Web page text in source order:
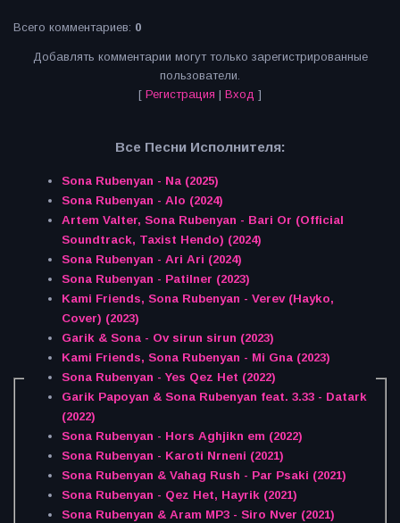
Всего комментариев: 0
Добавлять комментарии могут только зарегистрированные
пользователи.
[ Регистрация | Вход ]
Все Песни Исполнителя:
Sona Rubenyan - Na (2025)
Sona Rubenyan - Alo (2024)
Artem Valter, Sona Rubenyan - Bari Or (Official
Soundtrack, Taxist Hendo) (2024)
Sona Rubenyan - Ari Ari (2024)
Sona Rubenyan - Patilner (2023)
Kami Friends, Sona Rubenyan - Verev (Hayko,
Cover) (2023)
Garik & Sona - Ov sirun sirun (2023)
Kami Friends, Sona Rubenyan - Mi Gna (2023)
Sona Rubenyan - Yes Qez Het (2022)
Garik Papoyan & Sona Rubenyan feat. 3.33 - Datark
(2022)
Sona Rubenyan - Hors Aghjikn em (2022)
Sona Rubenyan - Karoti Nrneni (2021)
Sona Rubenyan & Vahag Rush - Par Psaki (2021)
Sona Rubenyan - Qez Het, Hayrik (2021)
Sona Rubenyan & Aram MP3 - Siro Nver (2021)